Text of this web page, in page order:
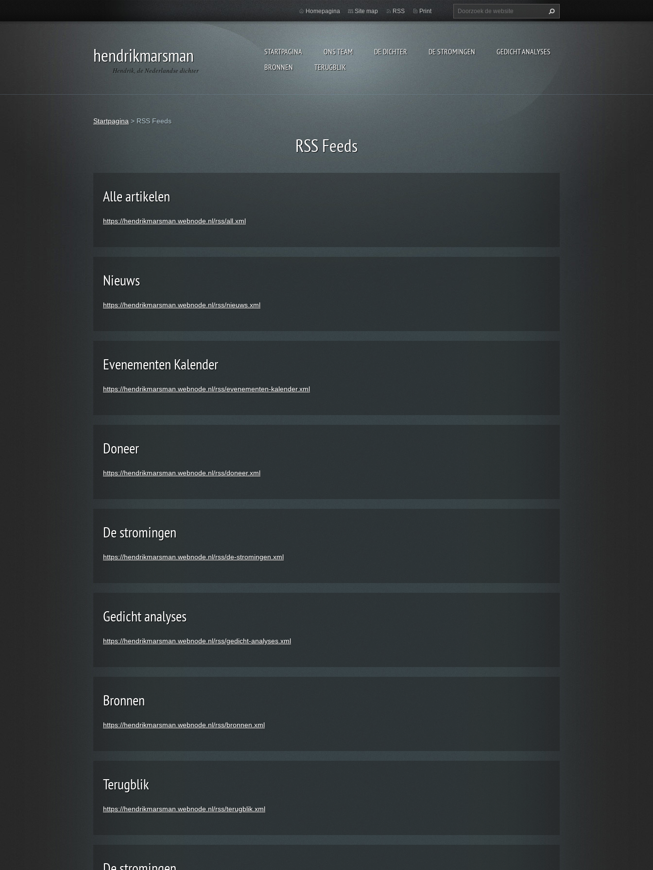
hendrikmarsman
Hendrik, de Nederlandse dichter
STARTPAGINA ONS TEAM DE DICHTER DE STROMINGEN
GEDICHT ANALYSES
BRONNEN
TERUGBLIK
Homepagina Site map RSS Print
Startpagina > RSS Feeds
RSS Feeds
Alle artikelen
https://hendrikmarsman.webnode.nl/rss/all.xml
Nieuws
https://hendrikmarsman.webnode.nl/rss/nieuws.xml
Evenementen Kalender
https://hendrikmarsman.webnode.nl/rss/evenementen-kalender.xml
Doneer
https://hendrikmarsman.webnode.nl/rss/doneer.xml
De stromingen
https://hendrikmarsman.webnode.nl/rss/de-stromingen.xml
Gedicht analyses
https://hendrikmarsman.webnode.nl/rss/gedicht-analyses.xml
Bronnen
https://hendrikmarsman.webnode.nl/rss/bronnen.xml
Terugblik
https://hendrikmarsman.webnode.nl/rss/terugblik.xml